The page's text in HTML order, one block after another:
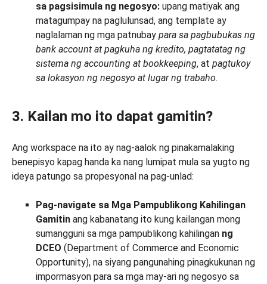
sa pagsisimula ng negosyo: upang matiyak ang
matagumpay na paglulunsad, ang template ay
naglalaman ng mga patnubay para sa pagbubukas ng
bank account at pagkuha ng kredito, pagtatatag ng
sistema ng accounting at bookkeeping, at pagtukoy
sa lokasyon ng negosyo at lugar ng trabaho.
3. Kailan mo ito dapat gamitin?
Ang workspace na ito ay nag-aalok ng pinakamalaking
benepisyo kapag handa ka nang lumipat mula sa yugto ng
ideya patungo sa propesyonal na pag-unlad:
Pag-navigate sa Mga Pampublikong Kahilingan
Gamitin ang kabanatang ito kung kailangan mong
sumangguni sa mga pampublikong kahilingan ng
DCEO (Department of Commerce and Economic
Opportunity), na siyang pangunahing pinagkukunan ng
impormasyon para sa mga may-ari ng negosyo sa